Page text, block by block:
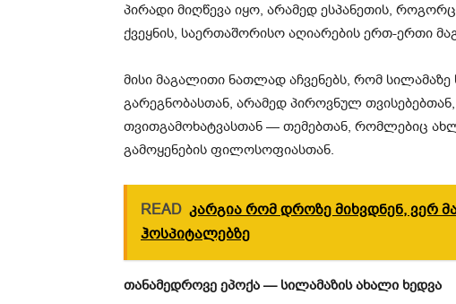
პირადი მიღწევა იყო, არამედ ესპანეთის,
ქვეყნის, საერთაშორისო აღიარების ერთ-ერთი
მისი მაგალითი ნათლად აჩვენებს, რომ
გარეგნობასთან, არამედ პიროვნულ
თვითგამოხატვასთან — თემებთან, რომლებიც
გამოყენების ფილოსოფიასთან.
READ კარგია რომ დროზე მიხვდნენ, ვერ
ჰოსპიტალებზე
თანამედროვე ეპოქა — სილამაზის ახალი ხედვა